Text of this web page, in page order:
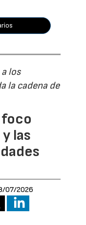
los
la cadena de
las
07/2026